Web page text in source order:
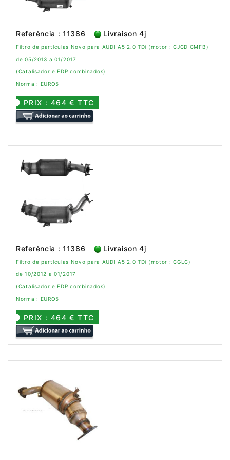
Referência : 11386 Livraison 4j
Filtro de partículas Novo para AUDI A5 2.0 TDi (motor : CJCD CMFB)
de 05/2013 a 01/2017
(Catalisador e FDP combinados)
Norma : EURO5
PRIX : 464 € TTC
Referência : 11386 Livraison 4j
Filtro de partículas Novo para AUDI A5 2.0 TDi (motor : CGLC)
de 10/2012 a 01/2017
(Catalisador e FDP combinados)
Norma : EURO5
PRIX : 464 € TTC